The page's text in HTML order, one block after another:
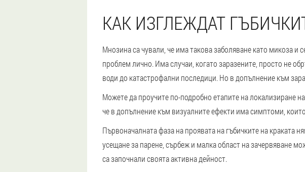
КАК ИЗГЛЕЖДАТ
Мнозина са чували, че има такова заболяване като микоза и
проблем лично. Има случаи, когато заразените, просто не
води до катастрофални последици. Но в допълнение към
Можете да проучите по-подробно етапите на локализиране
че в допълнение към визуалните ефекти има симптоми,
Първоначалната фаза на проявата на гъбичките на краката
усещане за парене, сърбеж и малка област на зачервяване
са започнали своята активна дейност.